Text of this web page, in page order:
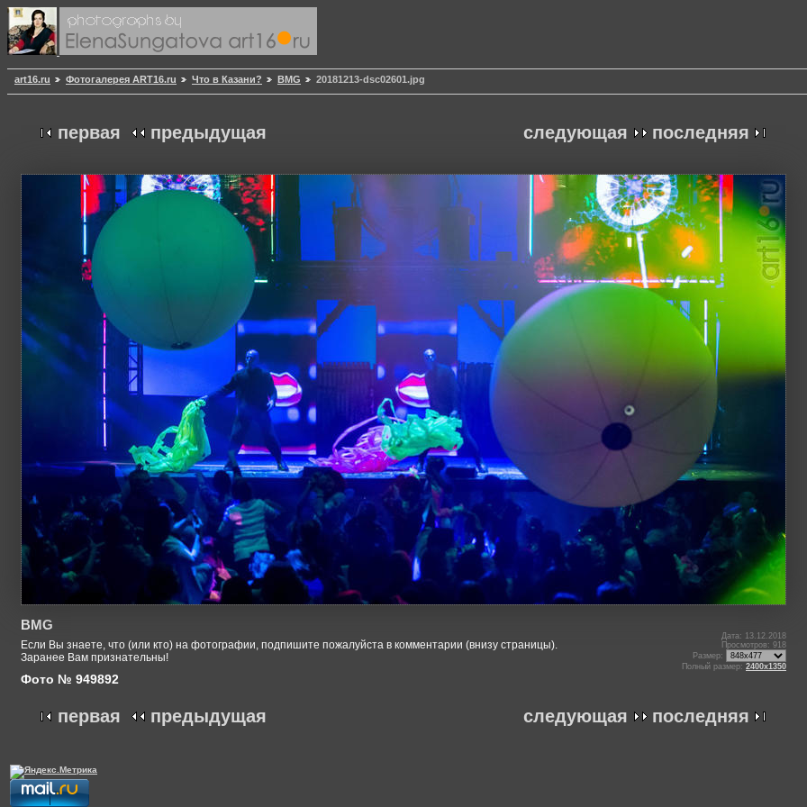
art16.ru Фотогалерея ART16.ru Что в Казани? BMG 20181213-dsc02601.jpg
следующая последняя
первая предыдущая
BMG
Если Вы знаете, что (или кто) на фотографии, подпишите пожалуйста в комментарии (внизу страницы).
Заранее Вам признательны!
Фото № 949892
Дата: 13.12.2018
Просмотров: 918
Размер:
Полный размер: 2400x1350
следующая последняя
первая предыдущая